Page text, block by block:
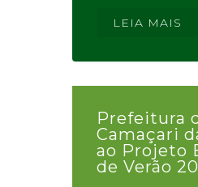
LEIA MAIS
Prefeitura
Camaçari
ao Projeto
de Verão